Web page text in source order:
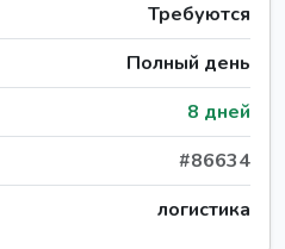
Требуются
Полный день
8 дней
#86634
логистика